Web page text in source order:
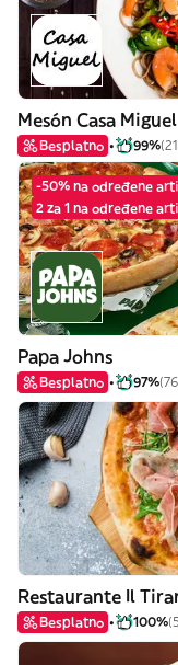
Mesón Casa Miguel
Besplatno 99%
-50% na određene
2 za 1 na određene
Papa Johns
Besplatno 97%
Restaurante Il
Besplatno 100%